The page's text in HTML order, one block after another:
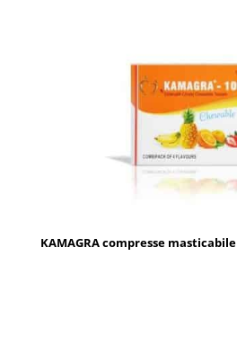
KAMAGRA compresse masticabile